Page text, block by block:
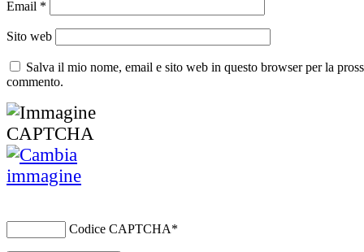
Email *
Sito web
Salva il mio nome, email e sito web in questo browser per la
commento.
Codice CAPTCHA*